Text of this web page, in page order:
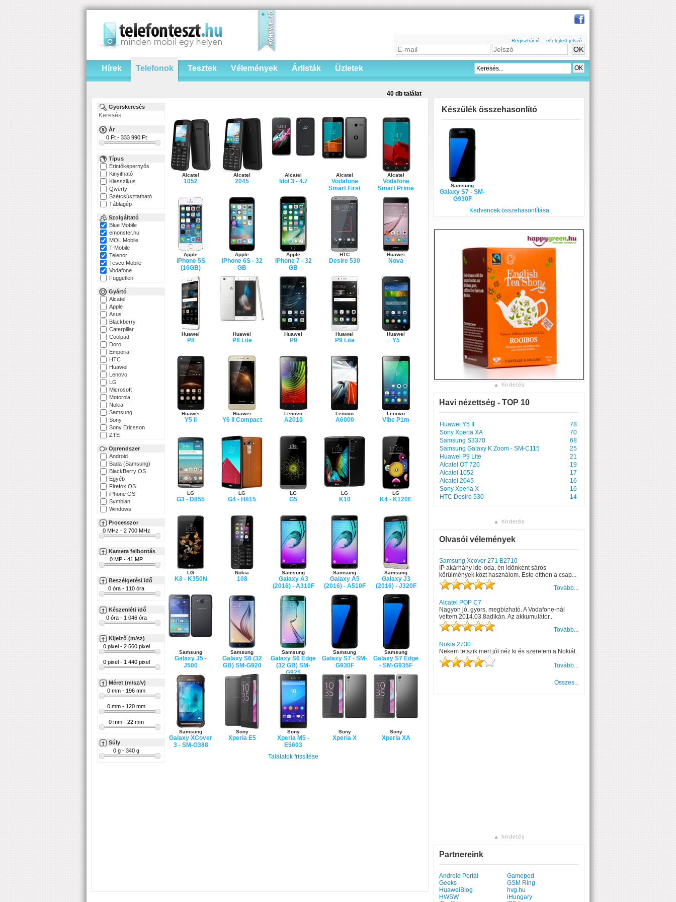
Regisztráció elfelejtett jelszó
Hírek Telefonok Tesztek Vélemények Árlisták Üzletek
Gyorskeresés
Ár
Típus
Érintőképernyős
Kinyitható
Klasszikus
Qwerty
Szétcsúsztatható
Táblagép
Szolgáltató
Blue Mobile
emonster.hu
MOL Mobile
T-Mobile
Telenor
Tesco Mobile
Vodafone
Független
Gyártó
Alcatel
Apple
Asus
Blackberry
Caterpillar
Coolpad
Doro
Emporia
HTC
Huawei
Lenovo
LG
Microsoft
Motorola
Nokia
Samsung
Sony
Sony Ericsson
ZTE
Oprendszer
Android
Bada (Samsung)
BlackBerry OS
Egyéb
Firefox OS
iPhone OS
Symbian
Windows
Processzor
Kamera felbontás
Beszélgetési idő
Készenléti idő
Kijelző (m/sz)
Méret (m/sz/v)
Súly
40 db találat
Alcatel
1052
Alcatel
2045
Alcatel
Idol 3 - 4.7
Alcatel
Vodafone
Smart First
Alcatel
Vodafone
Smart Prime
Apple
iPhone 5S
(16GB)
Apple
iPhone 6S - 32
GB
Apple
iPhone 7 - 32
GB
HTC
Desire 530
Huawei
Nova
Huawei
P8
Huawei
P8 Lite
Huawei
P9
Huawei
P9 Lite
Huawei
Y5
Huawei
Y5 II
Huawei
Y6 II Compact
Lenovo
A2010
Lenovo
A6000
Lenovo
Vibe P1m
LG
G3 - D855
LG
G4 - H815
LG
G5
LG
K10
LG
K4 - K120E
LG
K8 - K350N
Nokia
108
Samsung
Galaxy A3
(2016) - A310F
Samsung
Galaxy A5
(2016) - A510F
Samsung
Galaxy J3
(2016) - J320F
Samsung
Galaxy J5 -
J500
Samsung
Galaxy S6 (32
GB) SM-G920
Samsung
Galaxy S6 Edge
(32 GB) SM-
G925
Samsung
Galaxy S7 - SM-
G930F
Samsung
Galaxy S7 Edge
- SM-G935F
Samsung
Galaxy XCover
3 - SM-G388
Sony
Xperia E5
Sony
Xperia M5 -
E5603
Sony
Xperia X
Sony
Xperia XA
Találatok frissítése
Készülék összehasonlító
Samsung
Galaxy S7 - SM-
G930F
Kedvencek összehasonlítása
▲ hirdetés
Havi nézettség - TOP 10
Huawei Y5 II
78
Sony Xperia XA
70
Samsung S3370
68
Samsung Galaxy K Zoom - SM-C115
25
Huawei P9 Lite
21
Alcatel OT 720
19
Alcatel 1052
17
Alcatel 2045
16
Sony Xperia X
16
HTC Desire 530
14
▲ hirdetés
Olvasói vélemények
Samsung Xcover 271 B2710
IP akárhány ide-oda, én időnként sáros
körülmények közt használom. Este otthon a csap...
Tovább...
Alcatel POP C7
Nagyon jó, gyors, megbízható. A Vodafone-nál
vettem 2014.03.8adikán. Az akkumulátor...
Tovább...
Nokia 2730
Nekem tetszik mert jól néz ki és szeretem a Nokiát.
Tovább...
Összes...
▲ hirdetés
Partnereink
Android Portál
Gamepod
Geeks
GSM Ring
HuaweiBlog
hvg.hu
HWSW
iHungary